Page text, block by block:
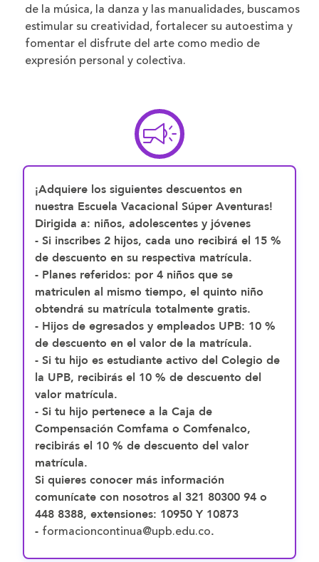
de la música, la danza y las manualidades, buscamos
estimular su creatividad, fortalecer su autoestima y
fomentar el disfrute del arte como medio de
expresión personal y colectiva.
¡Adquiere los siguientes descuentos en
nuestra Escuela Vacacional Súper Aventuras!
Dirigida a: niños, adolescentes y jóvenes
- Si inscribes 2 hijos, cada uno recibirá el 15 %
de descuento en su respectiva matrícula.
- Planes referidos: por 4 niños que se
matriculen al mismo tiempo, el quinto niño
obtendrá su matrícula totalmente gratis.
- Hijos de egresados y empleados UPB: 10 %
de descuento en el valor de la matrícula.
- Si tu hijo es estudiante activo del Colegio de
la UPB, recibirás el 10 % de descuento del
valor matrícula.
- Si tu hijo pertenece a la Caja de
Compensación Comfama o Comfenalco,
recibirás el 10 % de descuento del valor
matrícula.
Si quieres conocer más información
comunícate con nosotros al 321 80300 94 o
448 8388, extensiones: 10950 Y 10873
- formacioncontinua@upb.edu.co.